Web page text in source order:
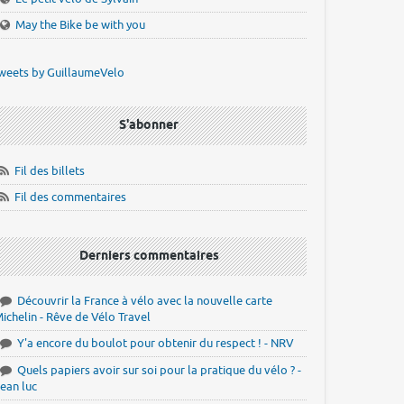
May the Bike be with you
by GuillaumeVelo
S'abonner
Fil des billets
Fil des commentaires
Derniers commentaires
Découvrir la France à vélo avec la nouvelle carte
- Rêve de Vélo Travel
Y'a encore du boulot pour obtenir du respect ! - NRV
Quels papiers avoir sur soi pour la pratique du vélo ? -
luc